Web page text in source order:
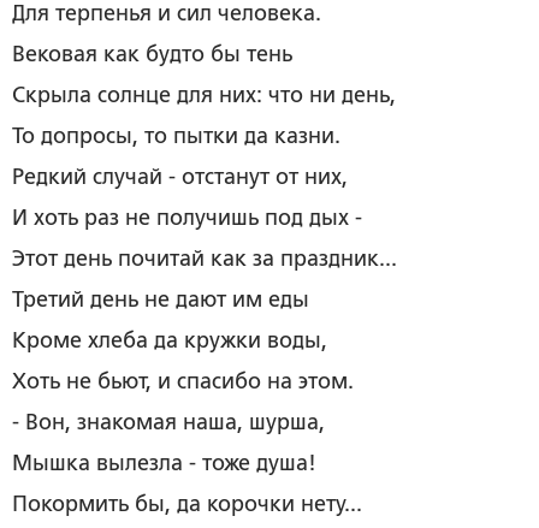
Для терпенья и сил человека.
Вековая как будто бы тень
Скрыла солнце для них: что ни день,
То допросы, то пытки да казни.
Редкий случай - отстанут от них,
И хоть раз не получишь под дых -
Этот день почитай как за праздник...
Третий день не дают им еды
Кроме хлеба да кружки воды,
Хоть не бьют, и спасибо на этом.
- Вон, знакомая наша, шурша,
Мышка вылезла - тоже душа!
Покормить бы, да корочки нету...